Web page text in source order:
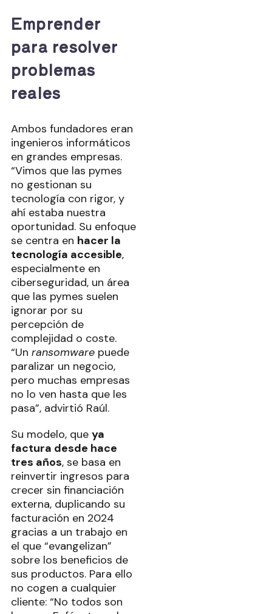
Emprender
para resolver
problemas
reales
Ambos fundadores eran
ingenieros informáticos
en grandes empresas.
“Vimos que las pymes
no gestionan su
tecnología con rigor, y
ahí estaba nuestra
oportunidad. Su enfoque
se centra en hacer la
tecnología accesible,
especialmente en
ciberseguridad, un área
que las pymes suelen
ignorar por su
percepción de
complejidad o coste.
“Un ransomwarepuede
paralizar un negocio,
pero muchas empresas
no lo ven hasta que les
pasa”, advirtió Raúl.
Su modelo, que ya
factura desde hace
tres años, se basa en
reinvertir ingresos para
crecer sin financiación
externa, duplicando su
facturación en 2024
gracias a un trabajo en
el que “evangelizan”
sobre los beneficios de
sus productos. Para ello
no cogen a cualquier
cliente: “No todos son